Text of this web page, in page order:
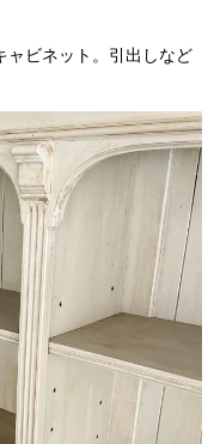
ャビネット。引出しなど